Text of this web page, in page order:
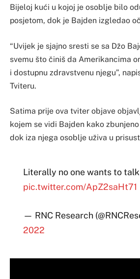
Bijeloj kući u kojoj je osoblje bilo
posjetom, dok je Bajden izgledao
“Uvijek je sjajno sresti se sa Džo
svemu što činiš da Amerikancima
i dostupnu zdravstvenu njegu”,
Tviteru.
Satima prije ova tviter objave
kojem se vidi Bajden kako
dok iza njega osoblje uživa u
Literally no one wants to talk
pic.twitter.com/ApZ2saHt71
— RNC Research
2022